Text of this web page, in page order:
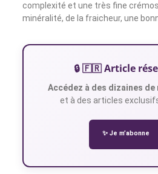
complexité et une très fine
minéralité, de la fraicheur, une
🔒 🇫🇷 Article
Accédez à des dizaines
et à des articles
✨ Je m’abonne